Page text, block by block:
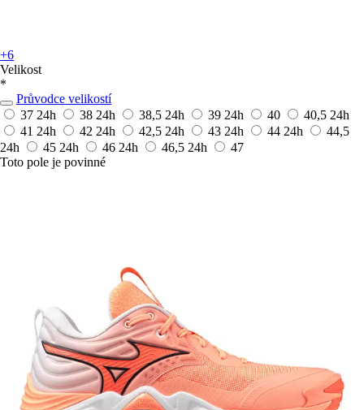
+6
Velikost
*
Průvodce velikostí
37 24h 38 24h 38,5 24h 39 24h 40 40,5 24h
41 24h 42 24h 42,5 24h 43 24h 44 24h
44,5
24h
45 24h 46 24h 46,5 24h
47
Toto pole je povinné